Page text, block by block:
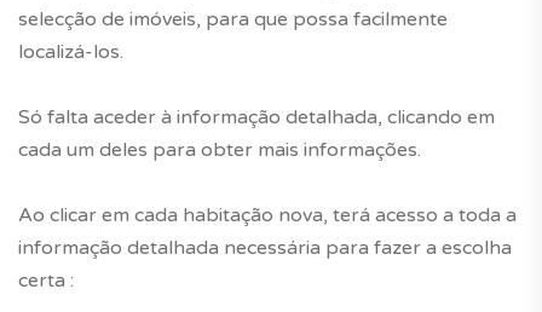
selecção de imóveis, para que possa facilmente
localizá-los.
Só falta aceder à informação detalhada, clicando em
cada um deles para obter mais informações.
Ao clicar em cada habitação nova, terá acesso a toda a
informação detalhada necessária para fazer a escolha
certa :